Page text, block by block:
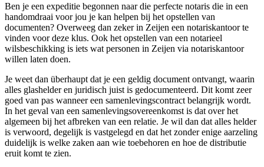
Ben je een expeditie begonnen naar die perfecte notaris die in een
handomdraai voor jou je kan helpen bij het opstellen van
documenten? Overweeg dan zeker in Zeijen een notariskantoor te
vinden voor deze klus. Ook het opstellen van een notarieel
wilsbeschikking is iets wat personen in Zeijen via notariskantoor
willen laten doen.
Je weet dan überhaupt dat je een geldig document ontvangt, waarin
alles glashelder en juridisch juist is gedocumenteerd. Dit komt zeer
goed van pas wanneer een samenlevingscontract belangrijk wordt.
In het geval van een samenlevingsovereenkomst is dat over het
algemeen bij het afbreken van een relatie. Je wil dan dat alles helder
is verwoord, degelijk is vastgelegd en dat het zonder enige aarzeling
duidelijk is welke zaken aan wie toebehoren en hoe de distributie
eruit komt te zien.